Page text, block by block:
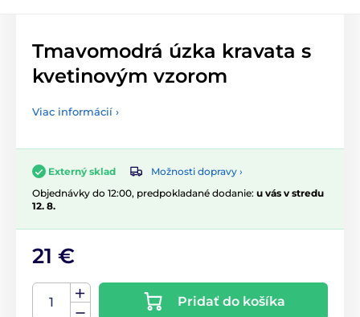
Tmavomodrá úzka kravata s
kvetinovým vzorom
Viac informácií ›
Externý sklad
Možnosti dopravy ›
Objednávky do 12:00, predpokladané dodanie: u vás v stredu
12. 8.
21 €
Pridať do košíka